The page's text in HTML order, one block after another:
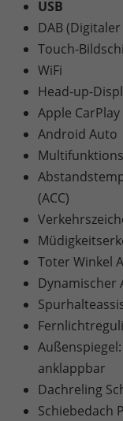
USB
DAB
Touch-
WiFi
Head-up-
Apple CarPlay
Android Auto
(ACC)
Toter Winkel
Dynamischer
anklappbar
Dachreling
Schiebedach